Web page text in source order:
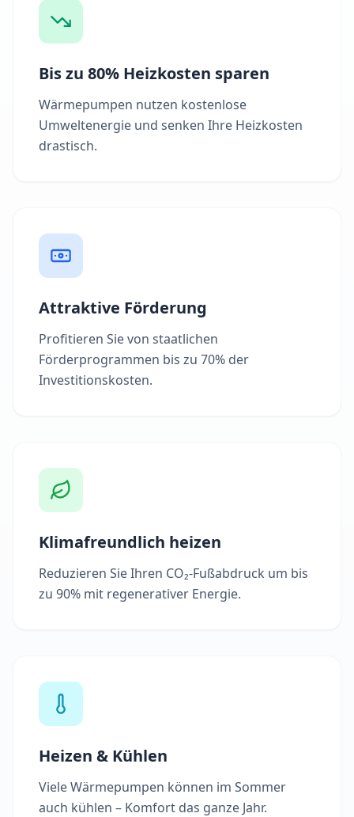
Bis zu 80% Heizkosten sparen
Wärmepumpen nutzen kostenlose
Umweltenergie und senken Ihre Heizkosten
drastisch.
Attraktive Förderung
Profitieren Sie von staatlichen
Förderprogrammen bis zu 70% der
Investitionskosten.
Klimafreundlich heizen
Reduzieren Sie Ihren CO₂-Fußabdruck um bis
zu 90% mit regenerativer Energie.
Heizen & Kühlen
Viele Wärmepumpen können im Sommer
auch kühlen – Komfort das ganze Jahr.